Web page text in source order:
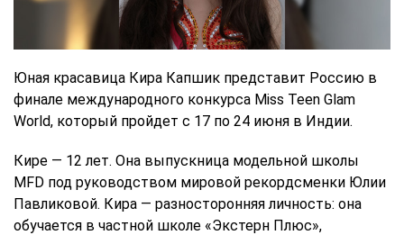
Юная красавица Кира Капшик представит Россию в
финале международного конкурса Miss Teen Glam
World, который пройдет с 17 по 24 июня в Индии.
Кире — 12 лет. Она выпускница модельной школы
MFD под руководством мировой рекордсменки Юлии
Павликовой. Кира — разносторонняя личность: она
обучается в частной школе «Экстерн Плюс»,